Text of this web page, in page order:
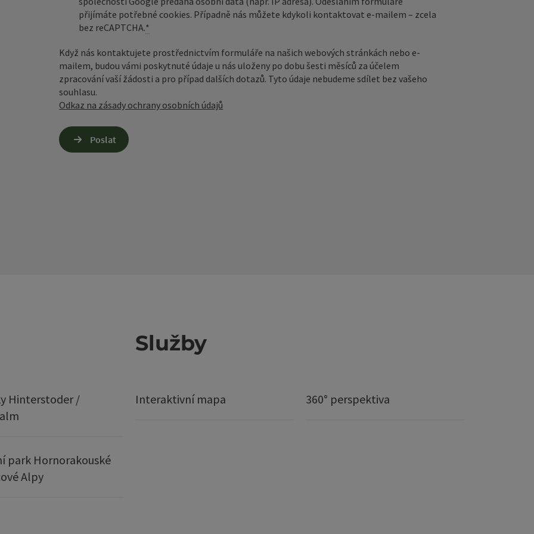
přijímáte potřebné cookies. Případně nás můžete kdykoli kontaktovat e‑mailem – zcela
bez reCAPTCHA.*
Když nás kontaktujete prostřednictvím formuláře na našich webových stránkách nebo e-
mailem, budou vámi poskytnuté údaje u nás uloženy po dobu šesti měsíců za účelem
zpracování vaší žádosti a pro případ dalších dotazů. Tyto údaje nebudeme sdílet bez vašeho
souhlasu.
Odkaz na zásady ochrany osobních údajů
Poslat
Hinterstoder /
park Hornorakouské
Alpy
Služby
Interaktivní mapa 360° perspektiva